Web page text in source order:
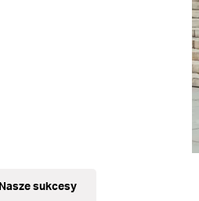
Nasze sukcesy